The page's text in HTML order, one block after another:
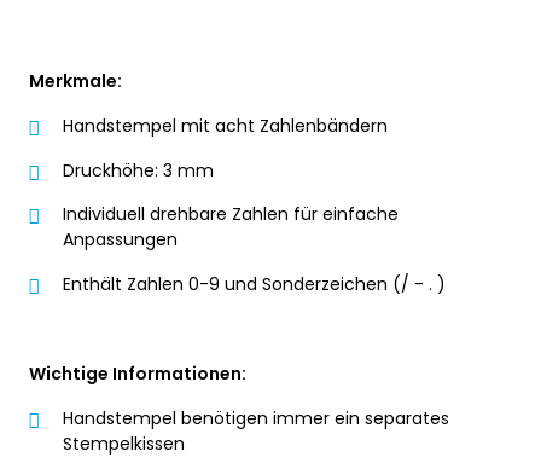
Merkmale:
Handstempel mit acht Zahlenbändern
Druckhöhe: 3 mm
Individuell drehbare Zahlen für einfache
Anpassungen
Enthält Zahlen 0-9 und Sonderzeichen (/ - . )
Wichtige Informationen:
Handstempel benötigen immer ein separates
Stempelkissen